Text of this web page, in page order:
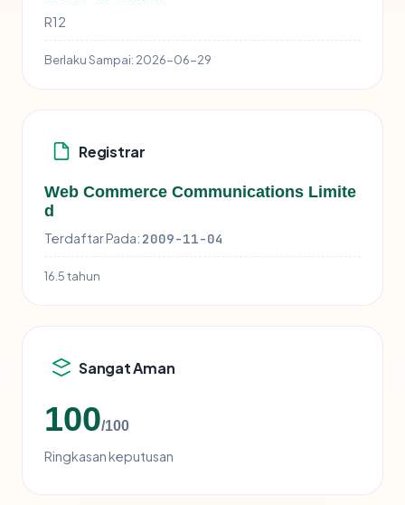
R12
Berlaku Sampai: 2026-06-29
Registrar
Web Commerce Communications Limite
d
Terdaftar Pada: 2009-11-04
16.5 tahun
Sangat Aman
100/100
Ringkasan keputusan